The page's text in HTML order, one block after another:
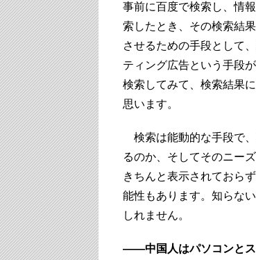
事前に百度で検索し、情
索したとき、その検索結
させるための手段として
ティング広告という手段
検索してみて、検索結果
思います。
検索は能動的な手段で
るのか、そしてそのニー
きちんと表示されておら
能性もあります。知らな
しれません。
――中国人はパソコンとス